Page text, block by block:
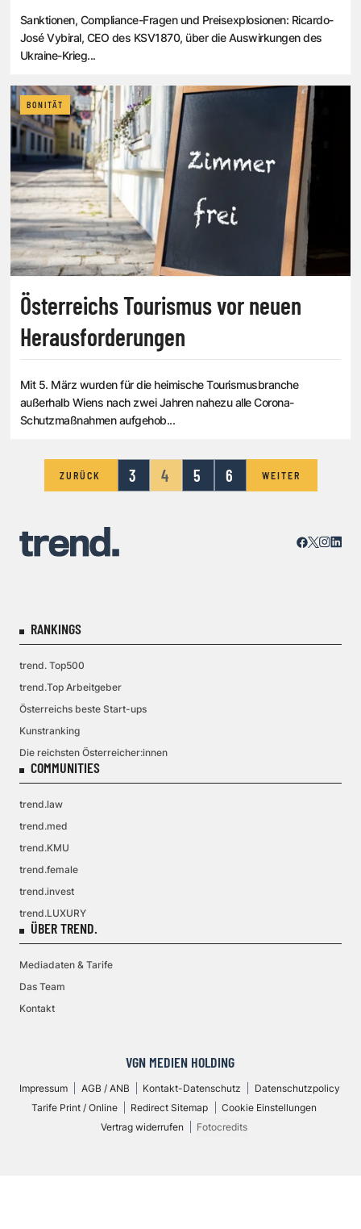
Sanktionen, Compliance-Fragen und Preisexplosionen: Ricardo-
José Vybiral, CEO des KSV1870, über die Auswirkungen des
Ukraine-Krieg...
BONITÄT
Österreichs Tourismus vor neuen
Herausforderungen
Mit 5. März wurden für die heimische Tourismusbranche
außerhalb Wiens nach zwei Jahren nahezu alle Corona-
Schutzmaßnahmen aufgehob...
ZURÜCK 3 4 5 6 WEITER
RANKINGS
trend. Top500
trend.Top Arbeitgeber
Österreichs beste Start-ups
Kunstranking
Die reichsten Österreicher:innen
COMMUNITIES
trend.law
trend.med
trend.KMU
trend.female
trend.invest
trend.LUXURY
ÜBER TREND.
Mediadaten & Tarife
Das Team
Kontakt
VGN MEDIEN HOLDING
Impressum AGB / ANB Kontakt-Datenschutz
Datenschutzpolicy
Tarife Print / Online
Redirect Sitemap
Cookie Einstellungen
Vertrag widerrufen
Fotocredits